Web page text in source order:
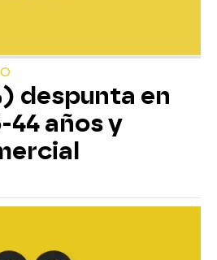
despunta en
44 años y